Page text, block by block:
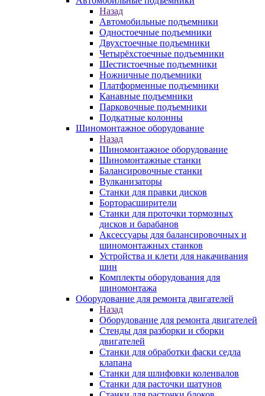
Назад
Автомобильные подъемники
Одностоечные подъемники
Двухстоечные подъемники
Четырёхстоечные подъемники
Шестистоечные подъемники
Ножничные подъемники
Платформенные подъемники
Канавные подъемники
Парковочные подъемники
Подкатные колонны
Шиномонтажное оборудование
Назад
Шиномонтажное оборудование
Шиномонтажные станки
Балансировочные станки
Вулканизаторы
Станки для правки дисков
Борторасширители
Станки для проточки тормозных
дисков и барабанов
Аксессуары для балансировочных и
шиномонтажных станков
Устройства и клети для накачивания
шин
Комплекты оборудования для
шиномонтажа
Оборудование для ремонта двигателей
Назад
Оборудование для ремонта двигателей
Стенды для разборки и сборки
двигателей
Станки для обработки фаски седла
клапана
Станки для шлифовки коленвалов
Станки для расточки шатунов